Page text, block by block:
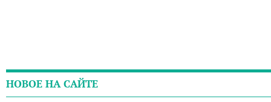
НОВОЕ НА САЙТЕ